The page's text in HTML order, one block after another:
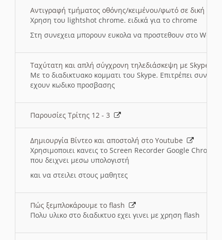
Αντιγραφή τμήματος οθόνης/κειμένου/φωτό σε δική
Χρηση του lightshot chrome. ειδικά για το chrome
Στη συνεχεια μπορουν ευκολα να προστεθουν στο Word
Ταχύτατη και απλή σύγχρονη τηλεδιάσκεψη με Skype
Με το διαδικτυακο κομματι του Skype. Επιτρέπει
εχουν κωδικο προσβασης
Παρουσίες Τρίτης 12 - 3
Δημιουργία Βίντεο και αποστολή στο Youtube
Χρησιμοποιει κανεις το Screen Recorder Google Chrome
που δειχνει μεσω υπολογιστή
και να στειλει στους μαθητες
Πώς ξεμπλοκάρουμε το flash
Πολυ υλικο στο διαδικτυο εχει γινει με χρηση flash